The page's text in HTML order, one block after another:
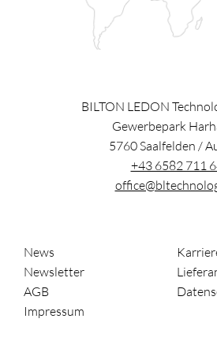
BILTON LEDON
Gewerbepark
5760Saalfelden /
+43 6582 711
News
Newsletter
AGB
Impressum